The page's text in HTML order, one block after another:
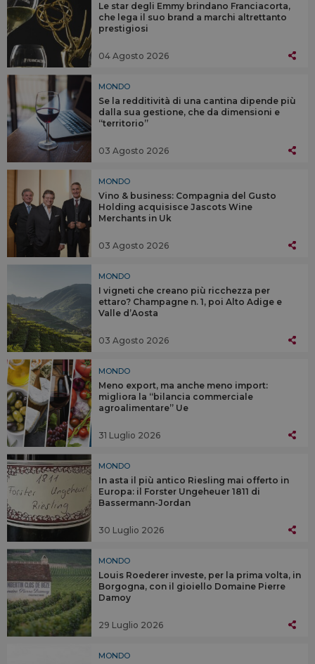
Le star degli Emmy brindano Franciacorta,
che lega il suo brand a marchi altrettanto
prestigiosi
04 Agosto 2026
MONDO
Se la redditività di una cantina dipende più
dalla sua gestione, che da dimensioni e
“territorio”
03 Agosto 2026
MONDO
Vino & business: Compagnia del Gusto
Holding acquisisce Jascots Wine
Merchants in Uk
03 Agosto 2026
MONDO
I vigneti che creano più ricchezza per
ettaro? Champagne n. 1, poi Alto Adige e
Valle d’Aosta
03 Agosto 2026
MONDO
Meno export, ma anche meno import:
migliora la “bilancia commerciale
agroalimentare” Ue
31 Luglio 2026
MONDO
In asta il più antico Riesling mai offerto in
Europa: il Forster Ungeheuer 1811 di
Bassermann-Jordan
30 Luglio 2026
MONDO
Louis Roederer investe, per la prima volta, in
Borgogna, con il gioiello Domaine Pierre
Damoy
29 Luglio 2026
MONDO